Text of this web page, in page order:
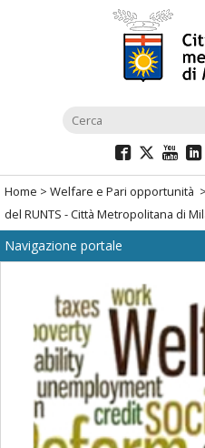
navigazione
menù
di
navigazione
Salta
al
contenuto
Salta
all'
area
banner
Home > Welfare e Pari opportunità >
del RUNTS - Città Metropolitana di
Navigazione portale